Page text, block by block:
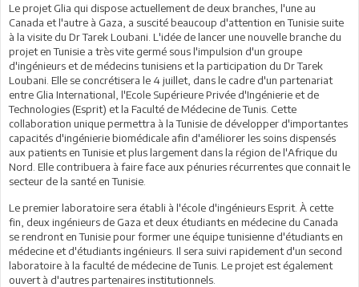
Le projet Glia qui dispose actuellement de deux branches, l'une au
Canada et l'autre à Gaza, a suscité beaucoup d'attention en Tunisie suite
à la visite du Dr Tarek Loubani. L'idée de lancer une nouvelle branche du
projet en Tunisie a très vite germé sous l'impulsion d'un groupe
d'ingénieurs et de médecins tunisiens et la participation du Dr Tarek
Loubani. Elle se concrétisera le 4 juillet, dans le cadre d'un partenariat
entre Glia International, l'Ecole Supérieure Privée d'Ingénierie et de
Technologies (Esprit) et la Faculté de Médecine de Tunis. Cette
collaboration unique permettra à la Tunisie de développer d'importantes
capacités d'ingénierie biomédicale afin d'améliorer les soins dispensés
aux patients en Tunisie et plus largement dans la région de l'Afrique du
Nord. Elle contribuera à faire face aux pénuries récurrentes que connait le
secteur de la santé en Tunisie.
Le premier laboratoire sera établi à l'école d'ingénieurs Esprit. À cette
fin, deux ingénieurs de Gaza et deux étudiants en médecine du Canada
se rendront en Tunisie pour former une équipe tunisienne d'étudiants en
médecine et d'étudiants ingénieurs. Il sera suivi rapidement d'un second
laboratoire à la faculté de médecine de Tunis. Le projet est également
ouvert à d'autres partenaires institutionnels.